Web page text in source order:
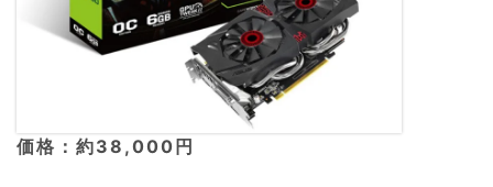
価格：約38,000円